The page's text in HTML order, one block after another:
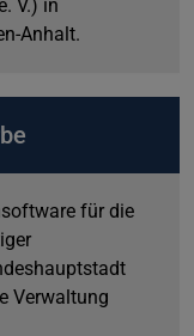
V.) in
Anhalt.
für die
Verwaltung